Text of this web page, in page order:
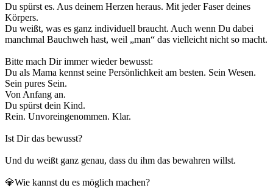
Du spürst es. Aus deinem Herzen heraus. Mit jeder Faser deines
Körpers.
Du weißt, was es ganz individuell braucht. Auch wenn Du dabei
manchmal Bauchweh hast, weil „man“ das vielleicht nicht so macht.
Bitte mach Dir immer wieder bewusst:
Du als Mama kennst seine Persönlichkeit am besten. Sein Wesen.
Sein pures Sein.
Von Anfang an.
Du spürst dein Kind.
Rein. Unvoreingenommen. Klar.
Ist Dir das bewusst?
Und du weißt ganz genau, dass du ihm das bewahren willst.
💎Wie kannst du es möglich machen?